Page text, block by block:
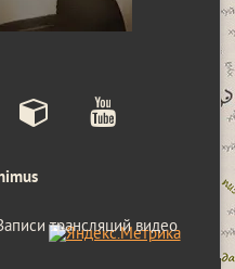
трансляций видео